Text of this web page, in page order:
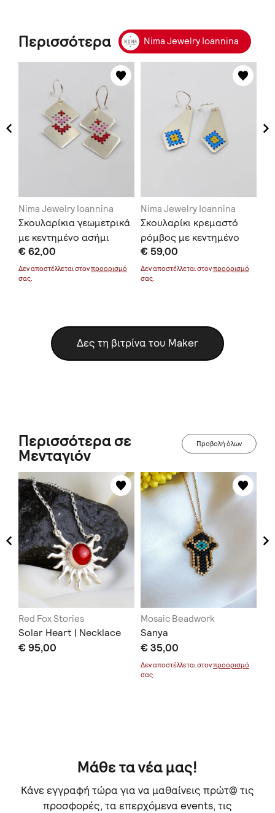
Περισσότερα Nima Jewelry Ioannina
Nima Jewelry Ioannina
Σκουλαρίκια γεωμετρικά
με κεντημένο ασήμι
€ 62,00
Δεν αποστέλλεται στονπροορισμό
σας.
Nima Jewelry Ioannina
Σκουλαρίκι κρεμαστό
ρόμβος με κεντημένο
ασήμι
€ 59,00
Δεν αποστέλλεται στονπροορισμό
σας.
Δες τη βιτρίνα του Maker
Περισσότερα σε
Μενταγιόν
Προβολή όλων
Red Fox Stories
Solar Heart | Necklace
€ 95,00
Mosaic Beadwork
Sanya
€ 35,00
Δεν αποστέλλεται στονπροορισμό
σας.
Μάθε τα νέα μας!
Κάνε εγγραφή τώρα για να μαθαίνεις πρώτ@ τις
προσφορές, τα επερχόμενα events, τις